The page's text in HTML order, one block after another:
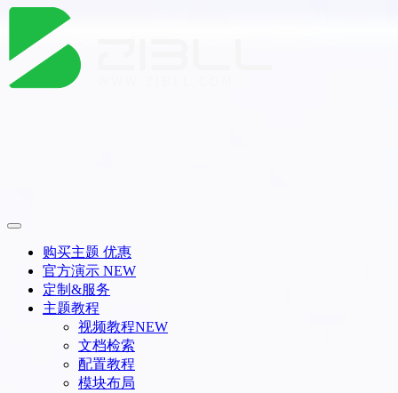
购买主题 优惠
官方演示 NEW
定制&服务
主题教程
视频教程NEW
文档检索
配置教程
模块布局